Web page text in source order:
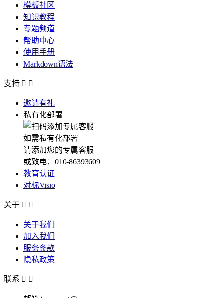
模板社区
知识教程
专题频道
帮助中心
使用手册
Markdown语法
支持  
邀请有礼
私有化部署
如需私有化部署
请添加您的专属客服
或致电：010-86393609
教育认证
对标Visio
关于  
关于我们
加入我们
服务条款
隐私政策
联系  